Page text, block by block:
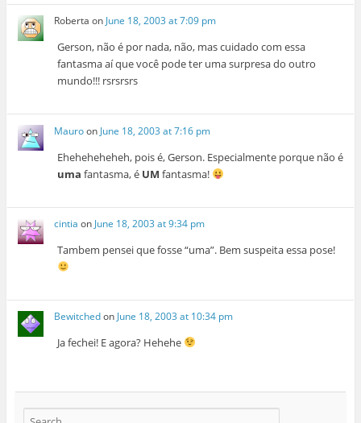
Roberta on June 18, 2003 at 7:09 pm
Gerson, não é por nada, não, mas cuidado com essa
fantasma aí que você pode ter uma surpresa do outro
mundo!!! rsrsrsrs
Mauroon June 18, 2003 at 7:16 pm
Eheheheheheh, pois é, Gerson. Especialmente porque não é
uma fantasma, é UM fantasma!
cintia on June 18, 2003 at 9:34 pm
Tambem pensei que fosse “uma”. Bem suspeita essa pose!
Bewitchedon June 18, 2003 at 10:34 pm
Ja fechei! E agora? Hehehe